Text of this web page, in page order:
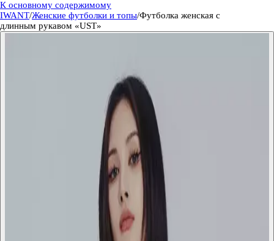
К основному содержимому
IWANT/Женские футболки и топы/Футболка женская с
длинным рукавом «UST»